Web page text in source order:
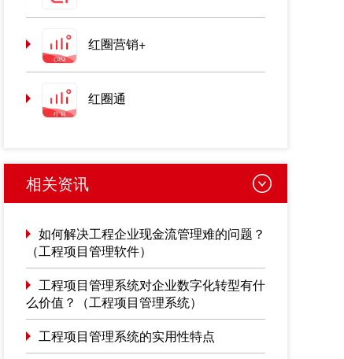
红圈营销+
红圈通
相关资讯
如何解决工程企业现金流管理难的问题？
（工程项目管理软件）
工程项目管理系统对企业数字化转型有什
么价值？（工程项目管理系统）
工程项目管理系统的实用性特点